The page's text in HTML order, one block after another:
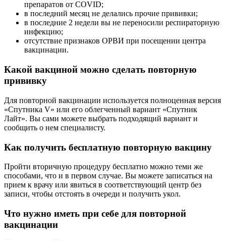
препаратов от COVID;
в последний месяц не делались прочие прививки;
в последние 2 недели вы не переносили респираторную
инфекцию;
отсутствие признаков ОРВИ при посещении центра
вакцинации.
Какой вакциной можно сделать повторную
прививку
Для повторной вакцинации используется полноценная версия
«Спутника V» или его облегченный вариант «Спутник
Лайт». Вы сами можете выбрать подходящий вариант и
сообщить о нем специалисту.
Как получить бесплатную повторную вакцину
Пройти вторичную процедуру бесплатно можно теми же
способами, что и в первом случае. Вы можете записаться на
прием к врачу или явиться в соответствующий центр без
записи, чтобы отстоять в очереди и получить укол.
Что нужно иметь при себе для повторной
вакцинации